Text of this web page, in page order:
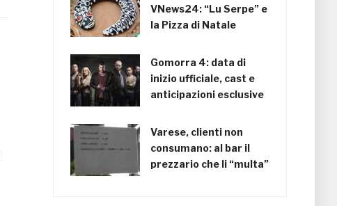
VNews24: “Lu Serpe” e
la Pizza di Natale
Gomorra 4: data di
inizio ufficiale, cast e
anticipazioni esclusive
Varese, clienti non
consumano: al bar il
prezzario che li “multa”